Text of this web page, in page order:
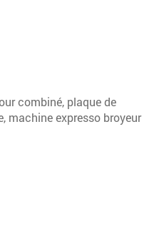
combiné, plaque de
machine expresso broyeur